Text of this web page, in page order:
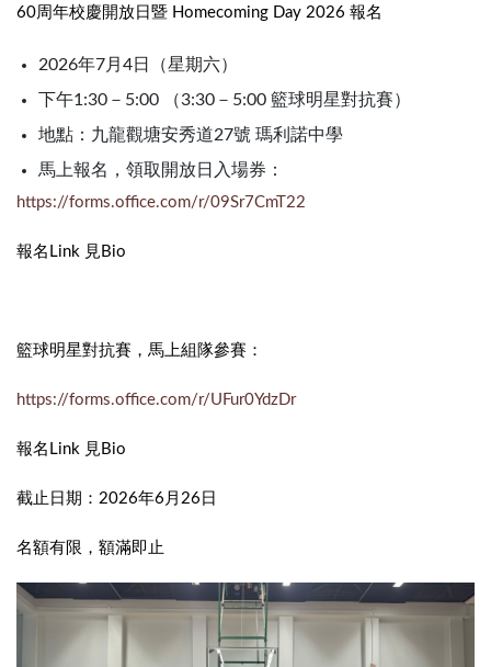
60周年校慶開放日暨 Homecoming Day 2026 報名
2026年7月4日（星期六）
下午1:30－5:00 （3:30－5:00 籃球明星對抗賽）
地點：九龍觀塘安秀道27號 瑪利諾中學
馬上報名，領取開放日入場券：
https://forms.office.com/r/09Sr7CmT22
報名Link 見Bio
籃球明星對抗賽，馬上組隊參賽：
https://forms.office.com/r/UFur0YdzDr
報名Link 見Bio
截止日期：2026年6月26日
名額有限，額滿即止